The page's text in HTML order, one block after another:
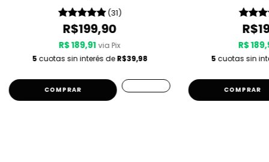
(31)
R$199,90
R$ 189,91 via Pix
5 cuotas sin interés deR$39,98
COMPRAR
R$
5 cuotas sin
COMPRAR